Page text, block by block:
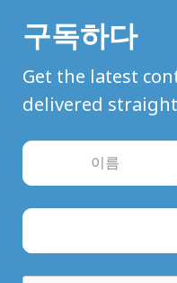
구독하다
Get the latest
delivered